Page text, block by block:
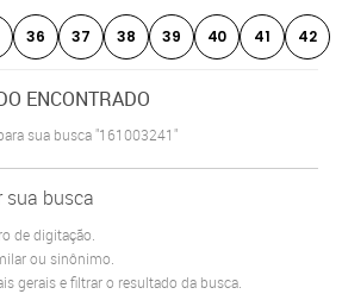
36 37 38 39 40 41 42
ENCONTRADO
sua busca"161003241"
sua busca
de digitação.
ou sinônimo.
gerais e filtrar o resultado da busca.